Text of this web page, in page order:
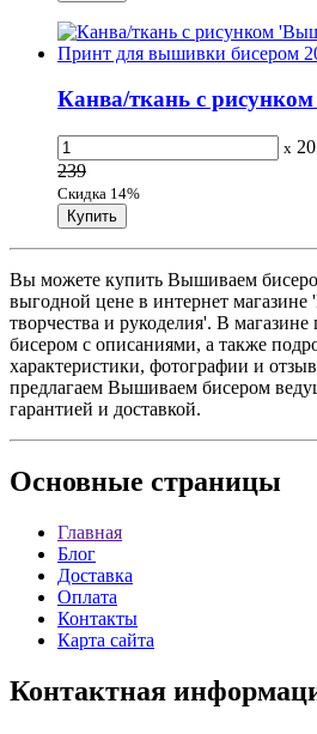
Канва/ткань с
x
239
Скидка 14%
Вы можете купить Вышиваем
выгодной цене в интернет магазине
творчества и рукоделия'. В
бисером с описаниями, а также
характеристики, фотографии и
предлагаем Вышиваем бисером
гарантией и доставкой.
Основные страницы
Главная
Блог
Доставка
Оплата
Контакты
Карта сайта
Контактная